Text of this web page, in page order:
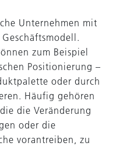
Unternehmen mit
zum Beispiel
Positionierung –
oder durch
Häufig gehören
die Veränderung
oder die
vorantreiben, zu